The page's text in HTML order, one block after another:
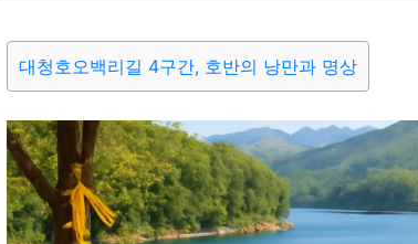
대청호오백리길 4구간, 호반의 낭만과 명상